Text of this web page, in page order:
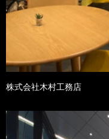
株式会社木村工務店